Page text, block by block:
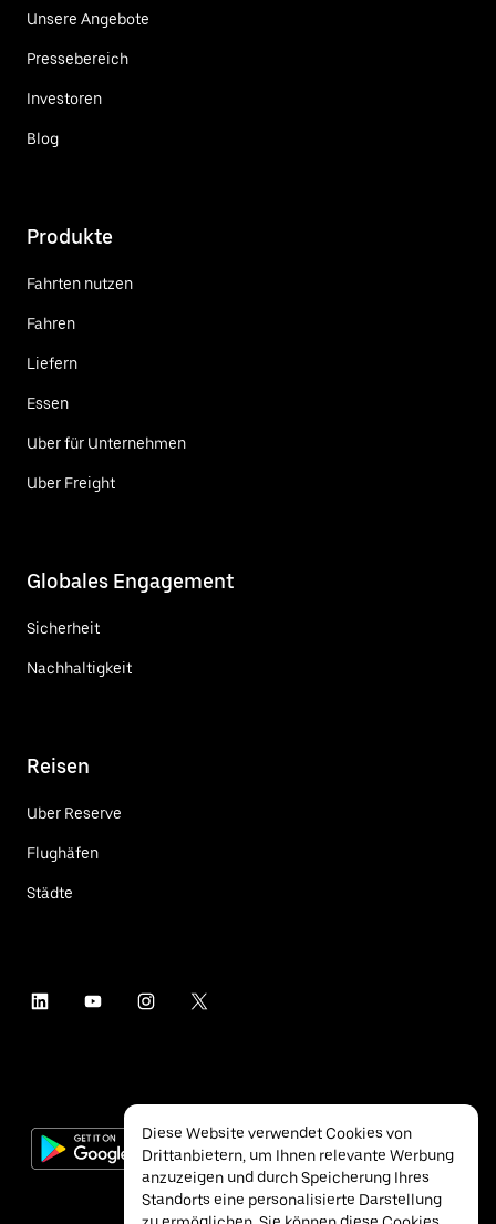
Unsere Angebote
Pressebereich
Investoren
Blog
Produkte
Fahrten nutzen
Fahren
Liefern
Essen
Uber für Unternehmen
Uber Freight
Globales Engagement
Sicherheit
Nachhaltigkeit
Reisen
Uber Reserve
Flughäfen
Städte
Diese Website verwendet Cookies von
Drittanbietern, um Ihnen relevante Werbung
anzuzeigen und durch Speicherung Ihres
Standorts eine personalisierte Darstellung